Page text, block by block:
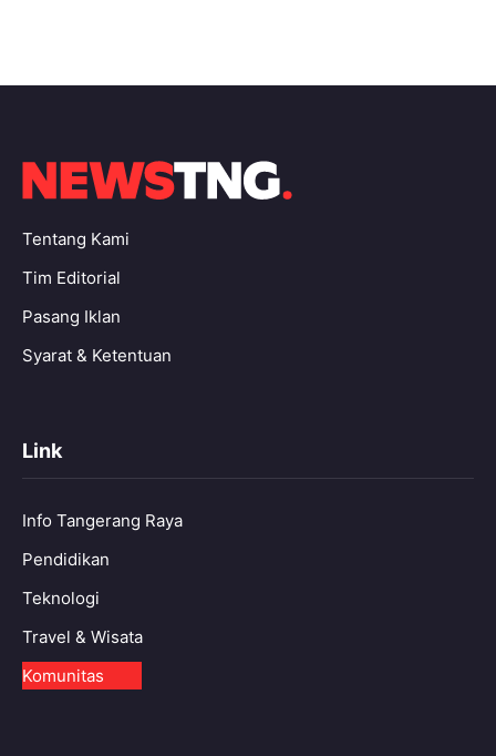
Tentang Kami
Tim Editorial
Pasang Iklan
Syarat & Ketentuan
Link
Info Tangerang Raya
Pendidikan
Teknologi
Travel & Wisata
Komunitas